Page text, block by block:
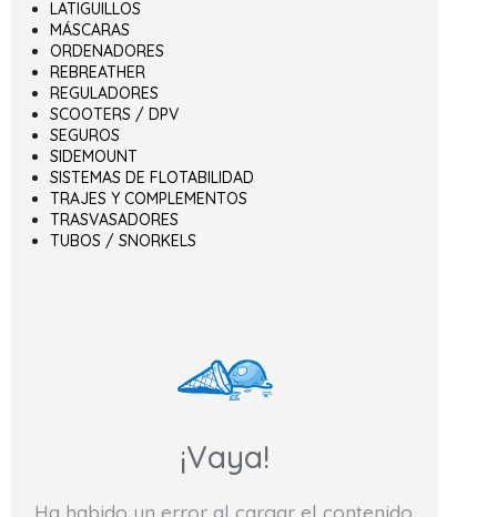
LATIGUILLOS
MÁSCARAS
ORDENADORES
REBREATHER
REGULADORES
SCOOTERS / DPV
SEGUROS
SIDEMOUNT
SISTEMAS DE FLOTABILIDAD
TRAJES Y COMPLEMENTOS
TRASVASADORES
TUBOS / SNORKELS
¡Vaya!
Ha habido un error al cargar el contenido.